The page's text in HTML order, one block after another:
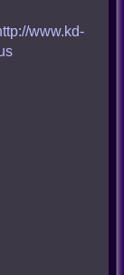
www.kd-